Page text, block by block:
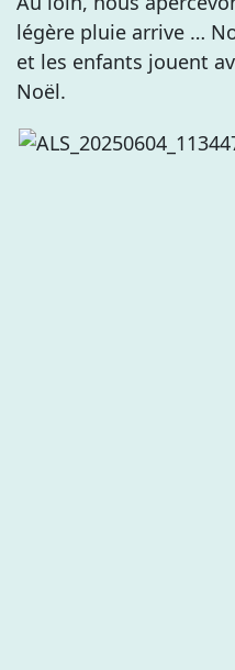
légère pluie arrive …
et les enfants jouent
Noël.